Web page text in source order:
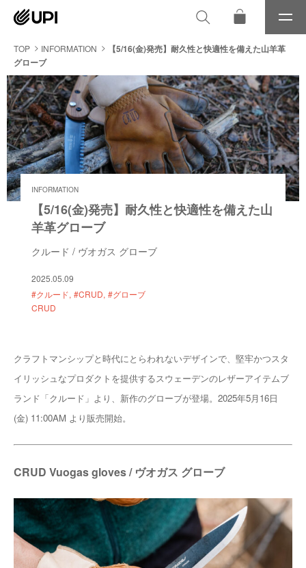
メ
ニ
ュ
TOP INFORMATION
【5/16(金)発売】耐久性と快適性を備えた山羊革
グローブ
INFORMATION
【5/16(金)発売】耐久性と快適性を備えた山
羊革グローブ
クルード / ヴオガス グローブ
2025.05.09
#クルード #CRUD #グローブ
CRUD
クラフトマンシップと時代にとらわれないデザインで、堅牢かつスタ
イリッシュなプロダクトを提供するスウェーデンのレザーアイテムブ
ランド「クルード」より、新作のグローブが登場。2025年5月16日
(金) 11:00AM より販売開始。
CRUD Vuogas gloves / ヴオガス グローブ